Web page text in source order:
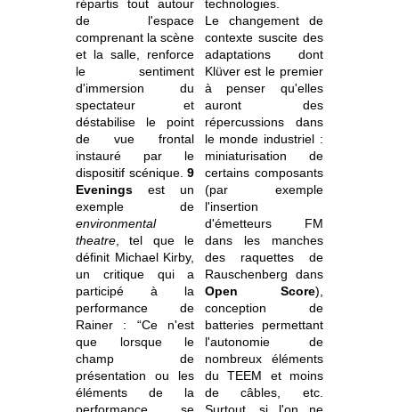
répartis tout autour
de l'espace
comprenant la scène
et la salle, renforce
le sentiment
d'immersion du
spectateur et
déstabilise le point
de vue frontal
instauré par le
dispositif scénique.9
Evenings est un
exemple de
environmental
theatre , tel que le
définit Michael Kirby,
un critique qui a
participé à la
performance de
Rainer : “Ce n'est
que lorsque le
champ de
présentation ou les
éléments de la
performance se
technologies.
Le changement de
contexte suscite des
adaptations dont
Klüver est le premier
à penser qu'elles
auront des
répercussions dans
le monde industriel :
miniaturisation de
certains composants
(par exemple
l'insertion
d'émetteurs FM
dans les manches
des raquettes de
Rauschenberg dans
Open Score),
conception de
batteries permettant
l'autonomie de
nombreux éléments
du TEEM et moins
de câbles, etc.
Surtout, si l'on ne